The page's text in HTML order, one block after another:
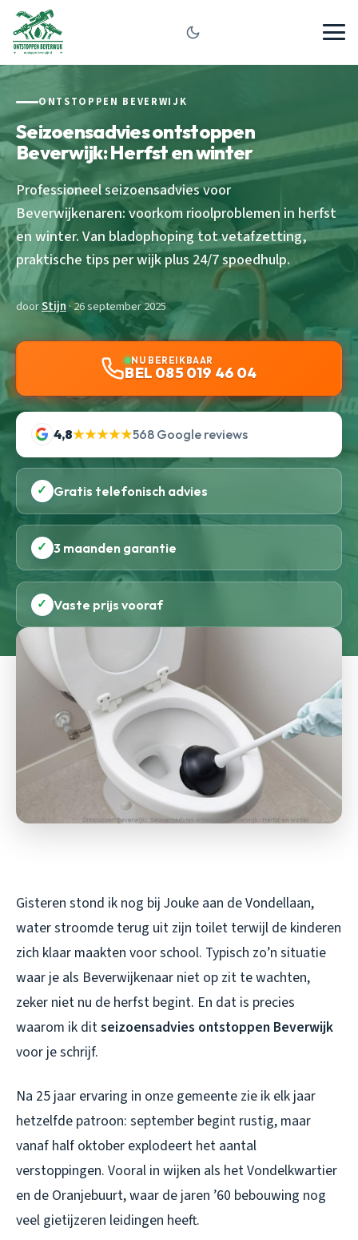
ONTSTOPPEN BEVERWIJK
Seizoensadvies ontstoppen
Beverwijk: Herfst en winter
Professioneel seizoensadvies voor
Beverwijkenaren: voorkom rioolproblemen in herfst
en winter. Van bladophoping tot vetafzetting,
praktische tips per wijk plus 24/7 spoedhulp.
doorStijn· 26 september 2025
NU BEREIKBAAR
BEL 085 019 46 04
4,8★★★★★568 Google reviews
✓ Gratis telefonisch advies
✓ 3 maanden garantie
✓ Vaste prijs vooraf
Gisteren stond ik nog bij Jouke aan de Vondellaan,
water stroomde terug uit zijn toilet terwijl de kinderen
zich klaar maakten voor school. Typisch zo’n situatie
waar je als Beverwijkenaar niet op zit te wachten,
zeker niet nu de herfst begint. En dat is precies
waarom ik ditseizoensadvies ontstoppen Beverwijk
voor je schrijf.
Na 25 jaar ervaring in onze gemeente zie ik elk jaar
hetzelfde patroon: september begint rustig, maar
vanaf half oktober explodeert het aantal
verstoppingen. Vooral in wijken als het Vondelkwartier
en de Oranjebuurt, waar de jaren ’60 bebouwing nog
veel gietijzeren leidingen heeft.